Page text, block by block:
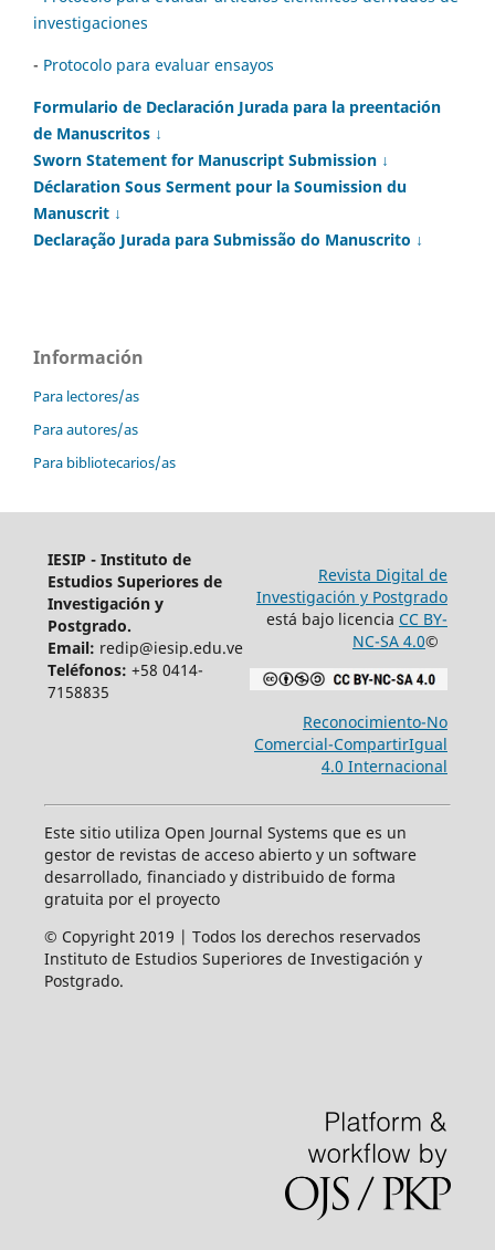
investigaciones
- Protocolo para evaluar ensayos
Formulario de Declaración Jurada para la preentación
de Manuscritos ↓
Sworn Statement for Manuscript Submission ↓
Déclaration Sous Serment pour la Soumission du
Manuscrit ↓
Declaração Jurada para Submissão do Manuscrito ↓
Información
Para lectores/as
Para autores/as
Para bibliotecarios/as
IESIP - Instituto de
Estudios Superiores de
Investigación y
Postgrado.
Email: redip@iesip.edu.ve
Teléfonos: +58 0414-
7158835
Revista Digital de
Investigación y Postgrado
está bajo licencia CC BY-
NC-SA 4.0©
Reconocimiento-No
Comercial-CompartirIgual
4.0 Internacional
Este sitio utiliza Open Journal Systems que es un
gestor de revistas de acceso abierto y un software
desarrollado, financiado y distribuido de forma
gratuita por el proyecto
© Copyright 2019 | Todos los derechos reservados
Instituto de Estudios Superiores de Investigación y
Postgrado.